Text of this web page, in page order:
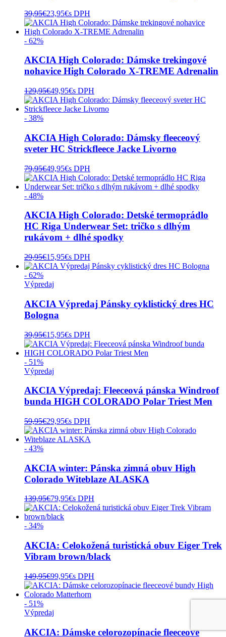
39,95€23,95€s DPH
- 62%
AKCIA High Colorado: Dámske trekingové
nohavice High Colorado X-TREME Adrenalin
129,95€49,95€s DPH
- 38%
AKCIA High Colorado: Dámsky fleeceový
sveter HC Strickfleece Jacke Livorno
79,95€49,95€s DPH
- 48%
AKCIA High Colorado: Detské termoprádlo
HC Riga Underwear Set: tričko s dlhým
rukávom + dlhé spodky
29,95€15,95€s DPH
- 62%
Výpredaj
AKCIA Výpredaj Pánsky cyklistický dres HC
Bologna
39,95€15,95€s DPH
- 51%
Výpredaj
AKCIA Výpredaj: Fleeceová pánska Windroof
bunda HIGH COLORADO Polar Triest Men
59,95€29,95€s DPH
- 43%
AKCIA winter: Pánska zimná obuv High
Colorado Witeblaze ALASKA
139,95€79,95€s DPH
- 34%
AKCIA: Celokožená turistická obuv Eiger Trek
Vibram brown/black
149,95€99,95€s DPH
- 51%
Výpredaj
AKCIA: Dámske celorozopínacie fleeceové